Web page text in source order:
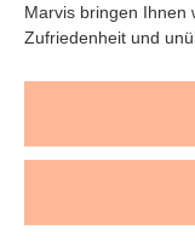
Marvis bringen Ihnen
Zufriedenheit und